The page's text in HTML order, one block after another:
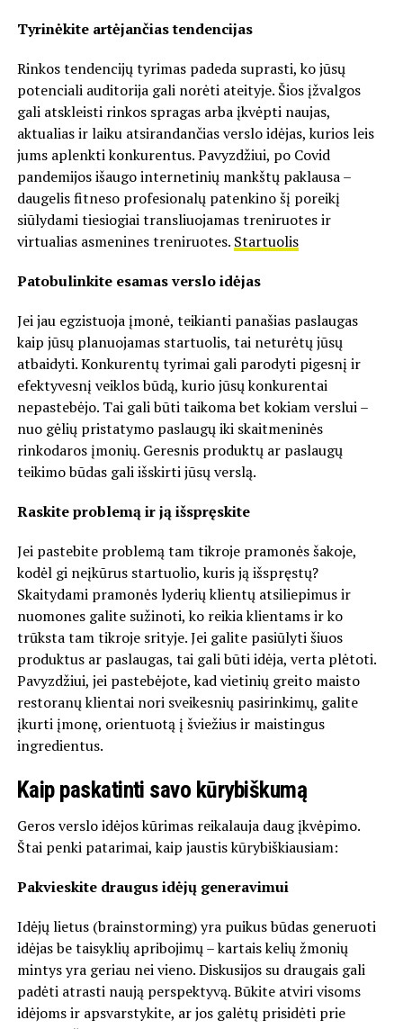
Tyrinėkite artėjančias tendencijas
Rinkos tendencijų tyrimas padeda suprasti, ko jūsų
potenciali auditorija gali norėti ateityje. Šios įžvalgos
gali atskleisti rinkos spragas arba įkvėpti naujas,
aktualias ir laiku atsirandančias verslo idėjas, kurios leis
jums aplenkti konkurentus. Pavyzdžiui, po Covid
pandemijos išaugo internetinių mankštų paklausa –
daugelis fitneso profesionalų patenkino šį poreikį
siūlydami tiesiogiai transliuojamas treniruotes ir
virtualias asmenines treniruotes. Startuolis
Patobulinkite esamas verslo idėjas
Jei jau egzistuoja įmonė, teikianti panašias paslaugas
kaip jūsų planuojamas startuolis, tai neturėtų jūsų
atbaidyti. Konkurentų tyrimai gali parodyti pigesnį ir
efektyvesnį veiklos būdą, kurio jūsų konkurentai
nepastebėjo. Tai gali būti taikoma bet kokiam verslui –
nuo gėlių pristatymo paslaugų iki skaitmeninės
rinkodaros įmonių. Geresnis produktų ar paslaugų
teikimo būdas gali išskirti jūsų verslą.
Raskite problemą ir ją išspręskite
Jei pastebite problemą tam tikroje pramonės šakoje,
kodėl gi neįkūrus startuolio, kuris ją išspręstų?
Skaitydami pramonės lyderių klientų atsiliepimus ir
nuomones galite sužinoti, ko reikia klientams ir ko
trūksta tam tikroje srityje. Jei galite pasiūlyti šiuos
produktus ar paslaugas, tai gali būti idėja, verta plėtoti.
Pavyzdžiui, jei pastebėjote, kad vietinių greito maisto
restoranų klientai nori sveikesnių pasirinkimų, galite
įkurti įmonę, orientuotą į šviežius ir maistingus
ingredientus.
Kaip paskatinti savo kūrybiškumą
Geros verslo idėjos kūrimas reikalauja daug įkvėpimo.
Štai penki patarimai, kaip jaustis kūrybiškiausiam:
Pakvieskite draugus idėjų generavimui
Idėjų lietus (brainstorming) yra puikus būdas generuoti
idėjas be taisyklių apribojimų – kartais kelių žmonių
mintys yra geriau nei vieno. Diskusijos su draugais gali
padėti atrasti naują perspektyvą. Būkite atviri visoms
idėjoms ir apsvarstykite, ar jos galėtų prisidėti prie